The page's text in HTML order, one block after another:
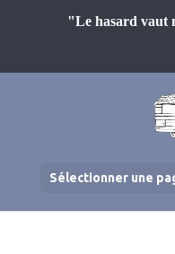
"Le hasard vaut
Sélectionner une